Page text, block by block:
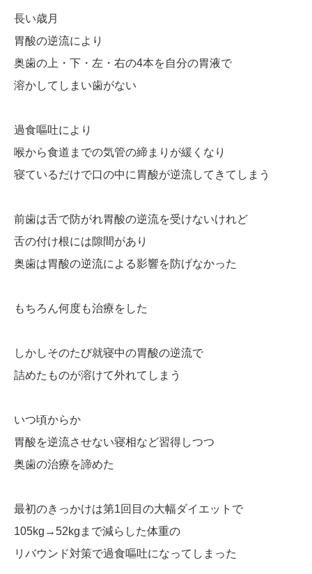
長い歳月
胃酸の逆流により
奥歯の上・下・左・右の4本を自分の胃液で
溶かしてしまい歯がない
過食嘔吐により
喉から食道までの気管の締まりが緩くなり
寝ているだけで口の中に胃酸が逆流してきてしまう
前歯は舌で防がれ胃酸の逆流を受けないけれど
舌の付け根には隙間があり
奥歯は胃酸の逆流による影響を防げなかった
もちろん何度も治療をした
しかしそのたび就寝中の胃酸の逆流で
詰めたものが溶けて外れてしまう
いつ頃からか
胃酸を逆流させない寝相など習得しつつ
奥歯の治療を諦めた
最初のきっかけは第1回目の大幅ダイエットで
105kg→52kgまで減らした体重の
リバウンド対策で過食嘔吐になってしまった